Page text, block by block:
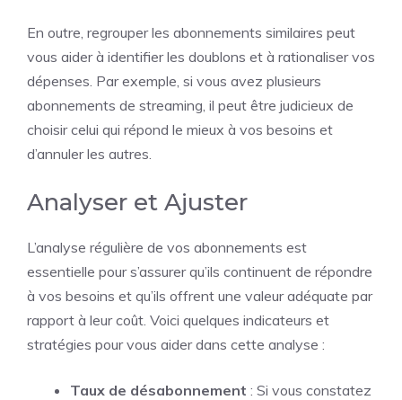
En outre, regrouper les abonnements similaires peut
vous aider à identifier les doublons et à rationaliser vos
dépenses. Par exemple, si vous avez plusieurs
abonnements de streaming, il peut être judicieux de
choisir celui qui répond le mieux à vos besoins et
d’annuler les autres.
Analyser et Ajuster
L’analyse régulière de vos abonnements est
essentielle pour s’assurer qu’ils continuent de répondre
à vos besoins et qu’ils offrent une valeur adéquate par
rapport à leur coût. Voici quelques indicateurs et
stratégies pour vous aider dans cette analyse :
Taux de désabonnement : Si vous constatez